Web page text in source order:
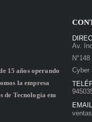
15 años operando
la empresa
de Tecnología em
Av.
Cyber